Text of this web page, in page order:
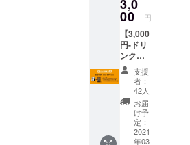
をお断
りする
可能性
がござ
いま
す。」
・
CLAPP
ERで使
えるド
リンク
チケッ
ト1枚
フのお
礼メッ
セージ
入り）
・
CLAPP
ERで使
えるド
リンク
チケッ
ト1枚
※CLAP
3,0
00 円
【3,000
円-ドリ
ンクプ
ラン-】
-リター
ン内
容- 好
きな
アー
ティス
支援
者：
42人
お届
け予
定：
2021
年03